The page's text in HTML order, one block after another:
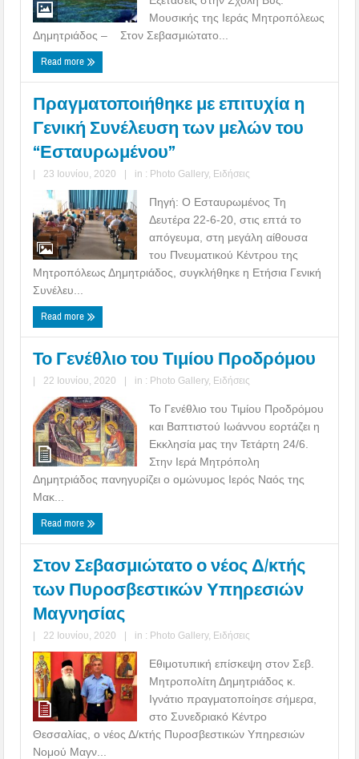
Μουσικής της Ιεράς Μητροπόλεως
Δημητριάδος – Στον Σεβασμιώτατο...
Read more
Πραγματοποιήθηκε με επιτυχία η
Γενική Συνέλευση των μελών του
“Εσταυρωμένου”
| 23 Ιουνίου, 2020 | in : Photo Gallery, Ειδήσεις
Πηγή: Ο Εσταυρωμένος Τη
Δευτέρα 22-6-20, στις επτά το
απόγευμα, στη μεγάλη αίθουσα
του Πνευματικού Κέντρου της
Μητροπόλεως Δημητριάδος, συγκλήθηκε η Ετήσια Γενική
Συνέλευ...
Read more
Το Γενέθλιο του Τιμίου Προδρόμου
| 22 Ιουνίου, 2020 | in : Photo Gallery, Ειδήσεις
Το Γενέθλιο του Τιμίου Προδρόμου
και Βαπτιστού Ιωάννου εορτάζει η
Εκκλησία μας την Τετάρτη 24/6.
Στην Ιερά Μητρόπολη
Δημητριάδος πανηγυρίζει ο ομώνυμος Ιερός Ναός της
Μακ...
Read more
Στον Σεβασμιώτατο ο νέος Δ/κτής
των Πυροσβεστικών Υπηρεσιών
Μαγνησίας
| 22 Ιουνίου, 2020 | in : Photo Gallery, Ειδήσεις
Εθιμοτυπική επίσκεψη στον Σεβ.
Μητροπολίτη Δημητριάδος κ.
Ιγνάτιο πραγματοποίησε σήμερα,
στο Συνεδριακό Κέντρο
Θεσσαλίας, ο νέος Δ/κτής Πυροσβεστικών Υπηρεσιών
Νομού Μαγν...